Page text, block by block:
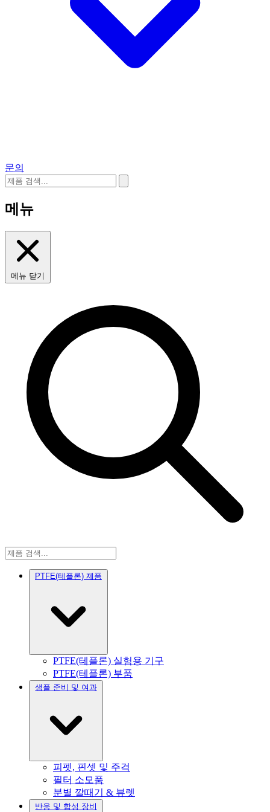
문의
메뉴
메뉴 닫기
PTFE(테플론) 제품
PTFE(테플론) 실험용 기구
PTFE(테플론) 부품
샘플 준비 및 여과
피펫, 핀셋 및 주걱
필터 소모품
분별 깔때기 & 뷰렛
반응 및 합성 장비